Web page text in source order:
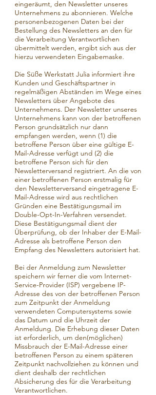
eingeräumt, den Newsletter unseres
Unternehmens zu abonnieren. Welche
personenbezogenen Daten bei der
Bestellung des Newsletters an den für
die Verarbeitung Verantwortlichen
übermittelt werden, ergibt sich aus der
hierzu verwendeten Eingabemaske.
Die Süße Werkstatt Julia informiert ihre
Kunden und Geschäftspartner in
regelmäßigen Abständen im Wege eines
Newsletters über Angebote des
Unternehmens. Der Newsletter unseres
Unternehmens kann von der betroffenen
Person grundsätzlich nur dann
empfangen werden, wenn (1) die
betroffene Person über eine gültige E-
Mail-Adresse verfügt und (2) die
betroffene Person sich für den
Newsletterversand registriert. An die von
einer betroffenen Person erstmalig für
den Newsletterversand eingetragene E-
Mail-Adresse wird aus rechtlichen
Gründen eine Bestätigungsmail im
Double-Opt-In-Verfahren versendet.
Diese Bestätigungsmail dient der
Überprüfung, ob der Inhaber der E-Mail-
Adresse als betroffene Person den
Empfang des Newsletters autorisiert hat.
Bei der Anmeldung zum Newsletter
speichern wir ferner die vom Internet-
Service-Provider (ISP) vergebene IP-
Adresse des von der betroffenen Person
zum Zeitpunkt der Anmeldung
verwendeten Computersystems sowie
das Datum und die Uhrzeit der
Anmeldung. Die Erhebung dieser Daten
ist erforderlich, um den(möglichen)
Missbrauch der E-Mail-Adresse einer
betroffenen Person zu einem späteren
Zeitpunkt nachvollziehen zu können und
dient deshalb der rechtlichen
Absicherung des für die Verarbeitung
Verantwortlichen.